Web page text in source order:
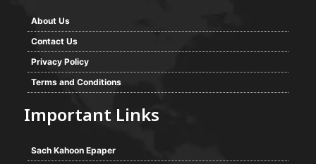
About Us
Contact Us
Privacy Policy
Terms and Conditions
Important Links
Sach Kahoon Epaper